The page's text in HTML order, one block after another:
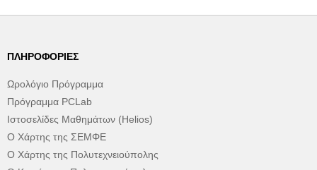
ΠΛΗΡΟΦΟΡΊΕΣ
Ωρολόγιο Πρόγραμμα
Πρόγραμμα PCLab
Ιστοσελίδες Μαθημάτων (Helios)
Ο Χάρτης της ΣΕΜΦΕ
Ο Χάρτης της Πολυτεχνειούπολης